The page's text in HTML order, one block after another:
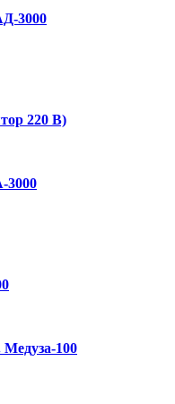
3000
220 В)
3000
Медуза-100